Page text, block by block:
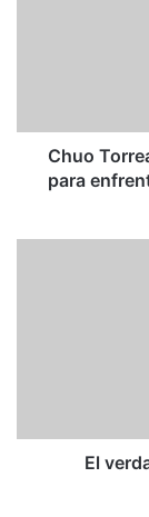
la
compleja
situación
Chuo
para
El